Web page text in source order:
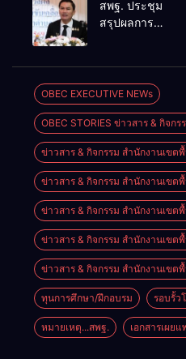
การทางวินัย
อย่างร้ายแรง
อบรมผู้จะเป็น
กรรมการ
สอบสวน
(ตามหลักสูตร
ก.ค.ศ.)
สพฐ. ประชุม
สรุปผลการ
โครงการ
โรงเรียน
คุณภาพ
ประจำตำบล
เตรียมต่อยอด
สู่การขับ
เคลื่อน
คุณภาพการ
ศึกษาปี 2570
OBEC EXECUTIVE NEWs
OBEC STORIES ข่าวสาร & กิจกร
ข่าวสาร & กิจกรรม สำนักงานเขต
ข่าวสาร & กิจกรรม สำนักงานเข
ข่าวสาร & กิจกรรม สำนักงานเข
ข่าวสาร & กิจกรรม สำนักงานเขต
ข่าวสาร & กิจกรรม สำนักงานเข
ทุนการศึกษา/ฝึกอบรม รอบรั้ว
หมายเหตุ...สพฐ. เอกสารเผย